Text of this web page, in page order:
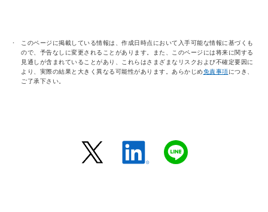
このページに掲載している情報は、作成日時点において入手可能な情報に基づくも
ので、予告なしに変更されることがあります。また、このページには将来に関する
見通しが含まれていることがあり、これらはさまざまなリスクおよび不確定要因に
より、実際の結果と大きく異なる可能性があります。あらかじめ免責事項につき、
ご了承下さい。